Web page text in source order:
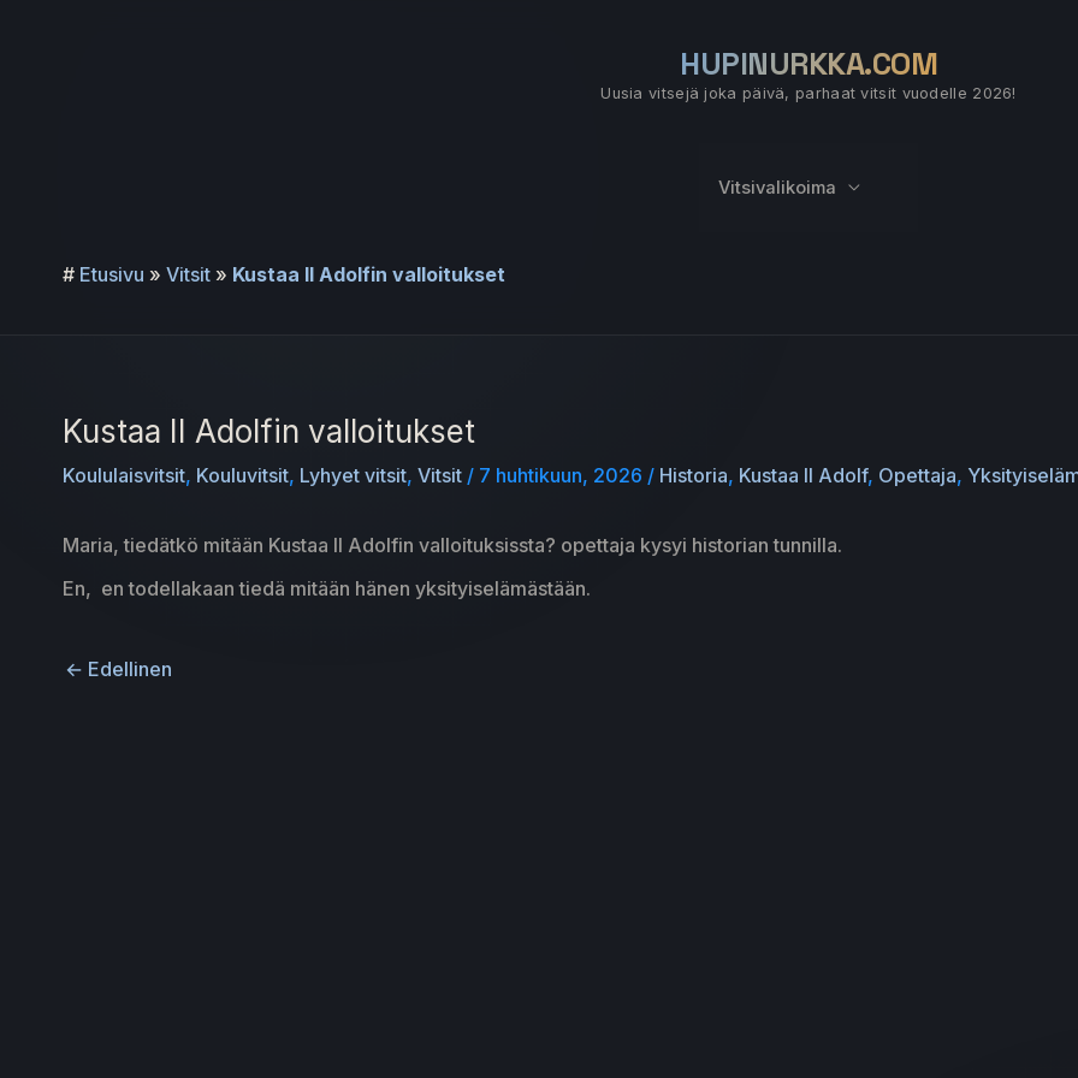
HUPINURKKA.COM
Uusia vitsejä joka päivä, parhaat vitsit vuodelle 2026!
Vitsivalikoima
# Etusivu » Vitsit » Kustaa II Adolfin valloitukset
Kustaa II Adolfin valloitukset
Koululaisvitsit, Kouluvitsit, Lyhyet vitsit, Vitsit / 7 huhtikuun, 2026 / Historia, Kustaa II Adolf, Opettaja,
Maria, tiedätkö mitään Kustaa II Adolfin valloituksissta? opettaja kysyi historian tunnilla.
En, en todellakaan tiedä mitään hänen yksityiselämästään.
← Edellinen